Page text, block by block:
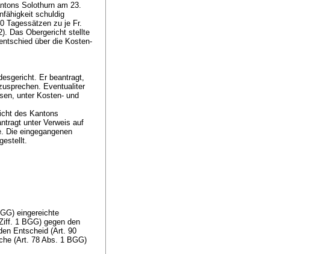
Solothurn am 23.
schuldig
Tagessätzen zu je Fr.
Das Obergericht stellte
über die Kosten-
Er beantragt,
Eventualiter
unter Kosten- und
des Kantons
unter Verweis auf
Die eingegangenen
) eingereichte
1 BGG) gegen den
Entscheid (Art. 90
(Art. 78 Abs. 1 BGG)